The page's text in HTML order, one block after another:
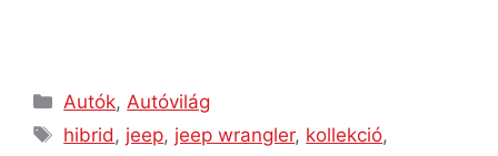
Autók,Autóvilág
hibrid, jeep, jeep wrangler, kollekció,